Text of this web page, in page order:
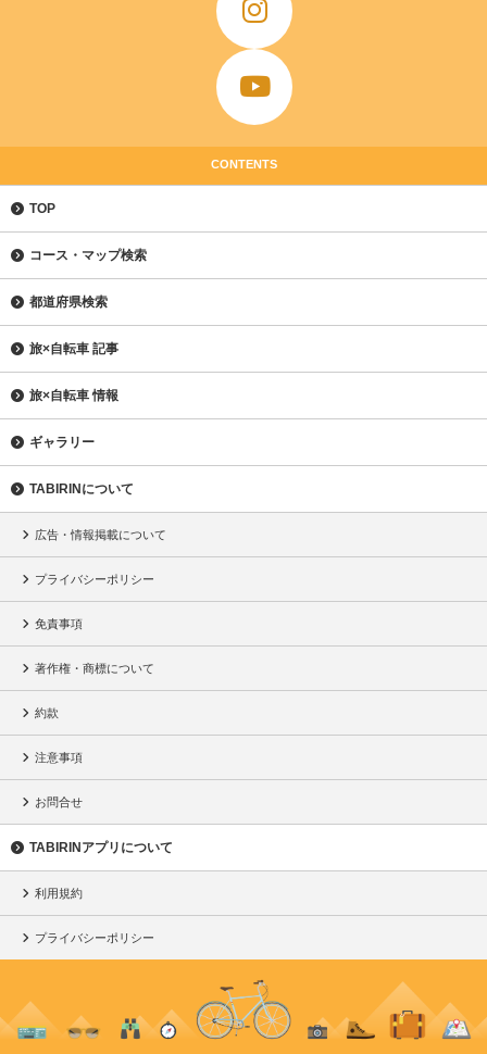
CONTENTS
TOP
コース・マップ検索
都道府県検索
旅×自転車 記事
旅×自転車 情報
ギャラリー
TABIRINについて
広告・情報掲載について
プライバシーポリシー
免責事項
著作権・商標について
約款
注意事項
お問合せ
TABIRINアプリについて
利用規約
プライバシーポリシー